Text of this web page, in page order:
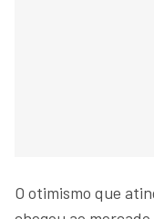
O otimismo que